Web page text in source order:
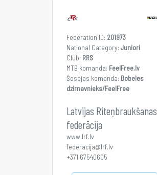
Federation ID: 201973
National Category:Juniori
Club: RRS
MTB komanda: FeelFree.lv
Šosejas komanda: Dobeles
dzirnavnieks/FeelFree
Latvijas Riteņbraukšanas
federācija
www.lrf.lv
federacija@lrf.lv
+371 67540605